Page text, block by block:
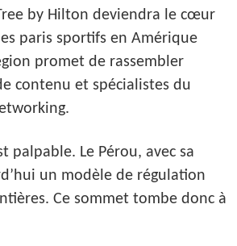
by Hilton deviendra le cœur
paris sportifs en Amérique
promet de rassembler
contenu et spécialistes du
palpable. Le Pérou, avec sa
un modèle de régulation
Ce sommet tombe donc à